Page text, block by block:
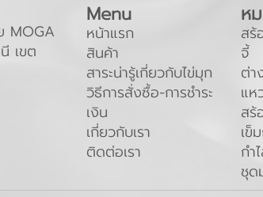
MOGA
เขต
Menu
หน้าแรก
สินค้า
สาระน่ารู้เกี่ยวกับไข่มุก
วิธีการสั่งซื้อ-การชำระ
เงิน
เกี่ยวกับเรา
ติดต่อเรา
ห
สร้
จี้
ต่า
แห
สร้
เข็
กำ
ชุด